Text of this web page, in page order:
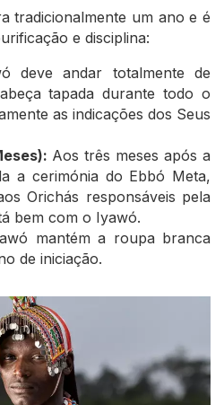
tradicionalmente um ano e é
e disciplina:
deve andar totalmente de
tapada durante todo o
as indicações dos Seus
Aos três meses após a
a cerimónia do Ebbó Meta,
Orichás responsáveis pela
bem com o Iyawó.
mantém a roupa branca
de iniciação.